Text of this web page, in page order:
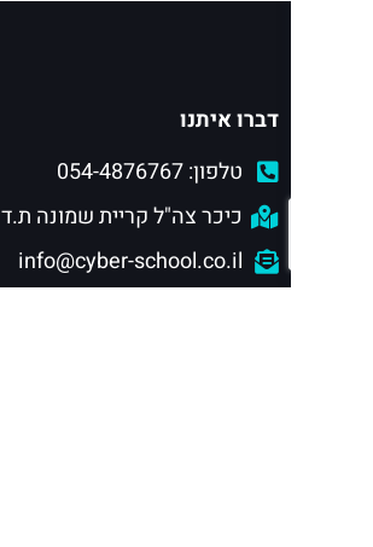
דברו איתנו
טלפון: 054-4876767
כיכר צה"ל קריית שמונה ת.ד 1060
info@cyber-school.co.il